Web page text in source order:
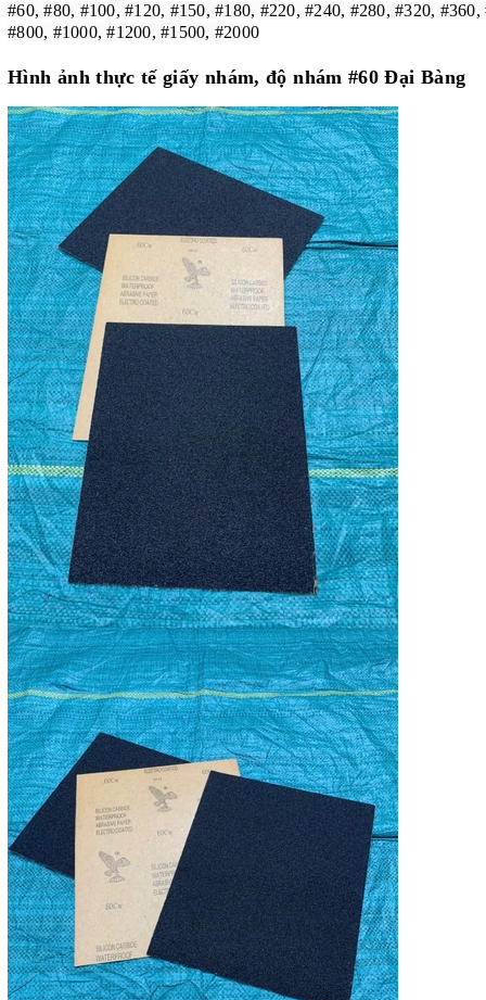
#60, #80, #100, #120, #150, #180, #220, #240, #280, #320,
#800, #1000, #1200, #1500, #2000
Hình ảnh thực tế giấy nhám, độ nhám #60 Đại Bàng